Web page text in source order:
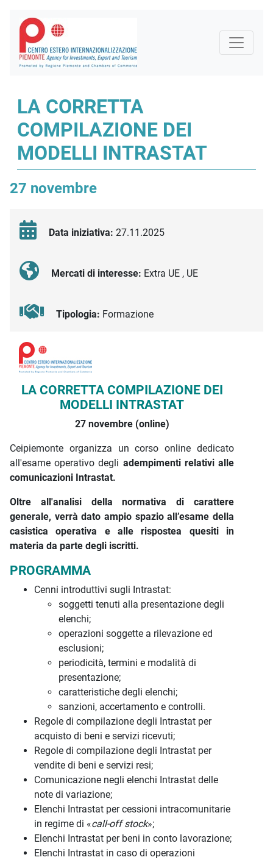
LA CORRETTA
COMPILAZIONE DEI
MODELLI INTRASTAT
27 novembre
Data iniziativa: 27.11.2025
Mercati di interesse: Extra UE , UE
Tipologia: Formazione
Descrizione iniziativa
LA CORRETTA COMPILAZIONE DEI
MODELLI INTRASTAT
27 novembre (online)
Ceipiemonte organizza un corso online dedicato
all'esame operativo degli adempimenti relativi alle
comunicazioni Intrastat.
Oltre all'analisi della normativa di carattere
generale, verrà dato ampio spazio all’esame della
casistica operativa e alle rispostea quesiti in
materia da parte degli iscritti.
PROGRAMMA
Cenni introduttivi sugli Intrastat:
soggetti tenuti alla presentazione degli
elenchi;
operazioni soggette a rilevazione ed
esclusioni;
periodicità, termini e modalità di
presentazione;
caratteristiche degli elenchi;
sanzioni, accertamento e controlli.
Regole di compilazione degli Intrastat per
acquisto di beni e servizi ricevuti;
Regole di compilazione degli Intrastat per
vendite di beni e servizi resi;
Comunicazione negli elenchi Intrastat delle
note di variazione;
Elenchi Intrastat per cessioni intracomunitarie
in regime di «call-off stock»;
Elenchi Intrastat per beni in conto lavorazione;
Elenchi Intrastat in caso di operazioni